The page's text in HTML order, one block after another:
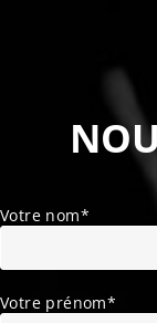
Votre nom*
Votre prénom*